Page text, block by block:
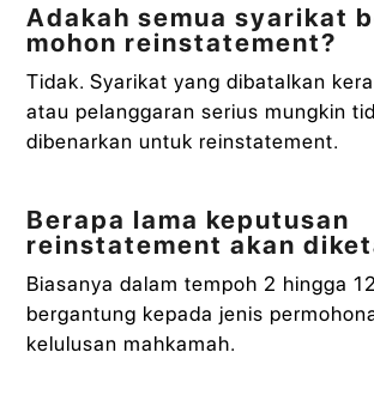
Adakah semua syarikat
mohon reinstatement?
Tidak. Syarikat yang dibatalkan
atau pelanggaran serius mungkin
dibenarkan untuk reinstatement.
Berapa lama keputusan
reinstatement akan
Biasanya dalam tempoh 2 hingga
bergantung kepada jenis
kelulusan mahkamah.